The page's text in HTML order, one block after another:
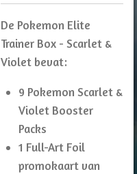
De Pokemon Elite
Trainer Box - Scarlet &
Violet bevat:
9 Pokemon Scarlet &
Violet Booster
Packs
1 Full-Art Foil
promokaart van